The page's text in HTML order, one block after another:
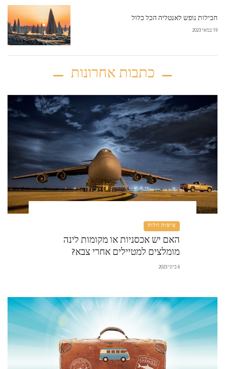
חבילות נופש לאנטליה הכל כלול
19 במאי 2023
כתבות אחרונות
טיסות זולות
האם יש אכסניות או מקומות לינה
מומלצים למטיילים אחרי צבא?
6 ביוני 2023